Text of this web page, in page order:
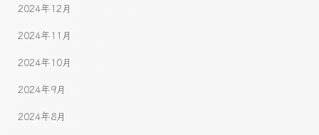
2024年12月
2024年11月
2024年10月
2024年9月
2024年8月